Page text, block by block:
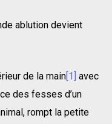
ablution devient
de la main[1] avec
des fesses d’un
rompt la petite